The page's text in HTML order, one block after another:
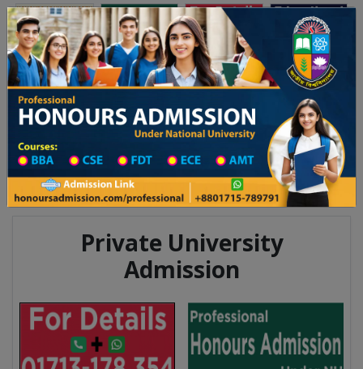
Toggle navigation অনার্স ভর্তি প্রফেশনাল অনার্স
Updates
২৬ শিক্ষাবর্ষের ১ম বর্ষের ভর্তি আবেদন বিজ্ঞপ্তি ঢাকা বিশ্ববিদ্যালয় ২০২৫-২৬ শিক্ষাবর্ষে
Teachers Training in Mymensingh
Teachers Training Information
Private University
Admission